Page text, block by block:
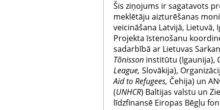
Šis ziņojums ir sagatavots
meklētāju aizturēšanas
veicināšana Latvijā, Lietuvā,
Projekta īstenošanu
sadarbībā ar Lietuvas
Tõnisson institūtu (Igaunija),
League, Slovākija),
Aid to Refugees, Čehija) un
(UNHCR) Baltijas valstu un
līdzfinansē Eiropas Bēgļu